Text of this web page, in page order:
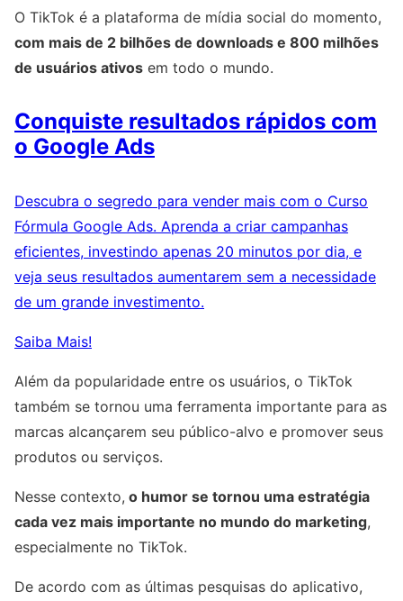
O TikTok é a plataforma de mídia social do momento,
com mais de 2 bilhões de downloads e 800 milhões
de usuários ativos em todo o mundo.
Conquiste resultados rápidos com
o Google Ads
Descubra o segredo para vender mais com o Curso
Fórmula Google Ads. Aprenda a criar campanhas
eficientes, investindo apenas 20 minutos por dia, e
veja seus resultados aumentarem sem a necessidade
de um grande investimento.
Saiba Mais!
Além da popularidade entre os usuários, o TikTok
também se tornou uma ferramenta importante para as
marcas alcançarem seu público-alvo e promover seus
produtos ou serviços.
Nesse contexto, o humor se tornou uma estratégia
cada vez mais importante no mundo do marketing,
especialmente no TikTok.
De acordo com as últimas pesquisas do aplicativo,